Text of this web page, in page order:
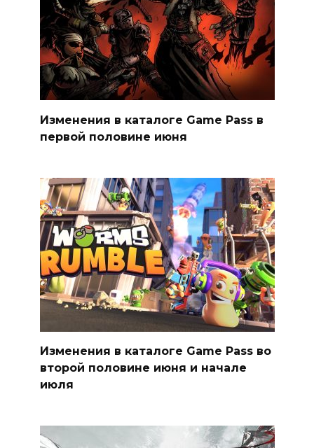
Изменения в каталоге Game Pass в
первой половине июня
Изменения в каталоге Game Pass во
второй половине июня и начале
июля